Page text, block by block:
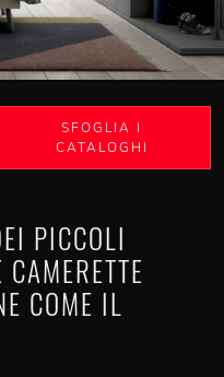
SFOGLIA I
CATALOGHI
PICCOLI
COME IL